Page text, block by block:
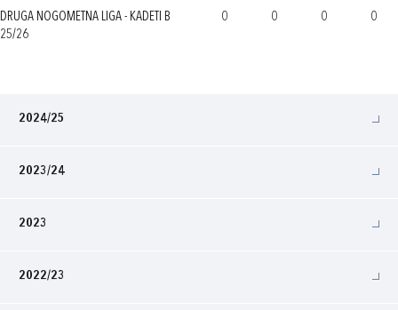
DRUGA NOGOMETNA LIGA - KADETI B
25/26
0 0 0 0
2024/25
2023/24
2023
2022/23